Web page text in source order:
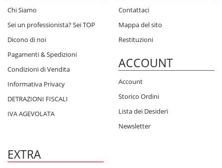
Chi Siamo
Sei un professionista? Sei TOP
Dicono di noi
Pagamenti & Spedizioni
Condizioni di Vendita
Informativa Privacy
DETRAZIONI FISCALI
IVA AGEVOLATA
Contattaci
Mappa del sito
Restituzioni
ACCOUNT
Account
Storico Ordini
Lista dei Desideri
Newsletter
EXTRA